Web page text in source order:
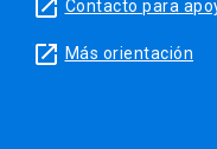
launch Contacto para
launch Más orientación